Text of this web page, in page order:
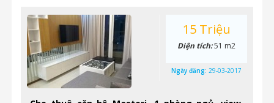
15 Triệu
Diện tích:51 m2
Ngày đăng: 29-03-2017